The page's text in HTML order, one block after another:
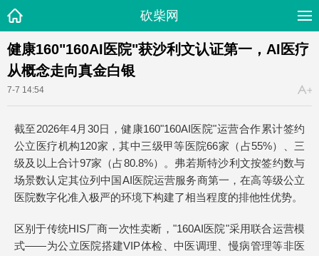
砍柴网
健康160"160AI医院"获沙利文认证第一，AI医疗
从概念走向真金白银
7-7 14:54
截至2026年4月30日，健康160"160AI医院"运营合作累计签约
公立医疗机构120家，其中三级甲等医院66家（占55%）、三
级及以上合计97家（占80.8%）。弗若斯特沙利文按签约数与
场景数认定其位列中国AI医院运营服务商第一，在高等级公立
医院数字化准入极严的环境下构建了相当程度的排他性优势。
区别于传统HIS厂商一次性卖断，"160AI医院"采用联合运营模
式——为公立医院搭建VIP体检、中医调理、慢病管理等非医